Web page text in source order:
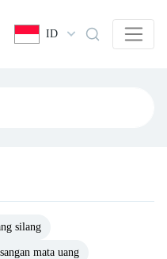
ID
silang
mata uang